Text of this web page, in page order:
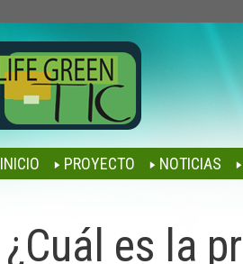
INICIO PROYECTO NOTICIAS
¿Cuál es la